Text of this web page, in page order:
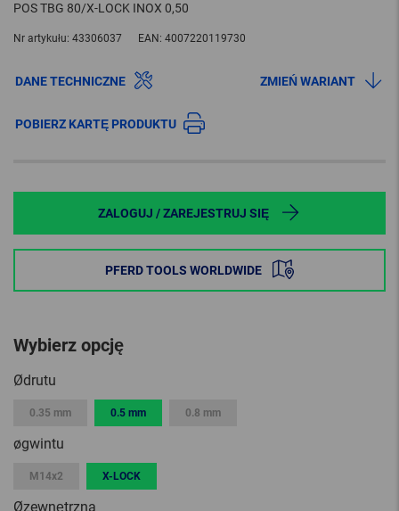
POS TBG 80/X-LOCK INOX 0,50
Nr artykułu: 43306037 EAN: 4007220119730
DANE TECHNICZNE ZMIEŃ WARIANT
POBIERZ KARTĘ PRODUKTU
ZALOGUJ / ZAREJESTRUJ SIĘ
PFERD TOOLS WORLDWIDE
Wybierz opcję
Ødrutu
0.35 mm 0.5 mm 0.8 mm
øgwintu
M14x2 X-LOCK
Øzewnętrzna